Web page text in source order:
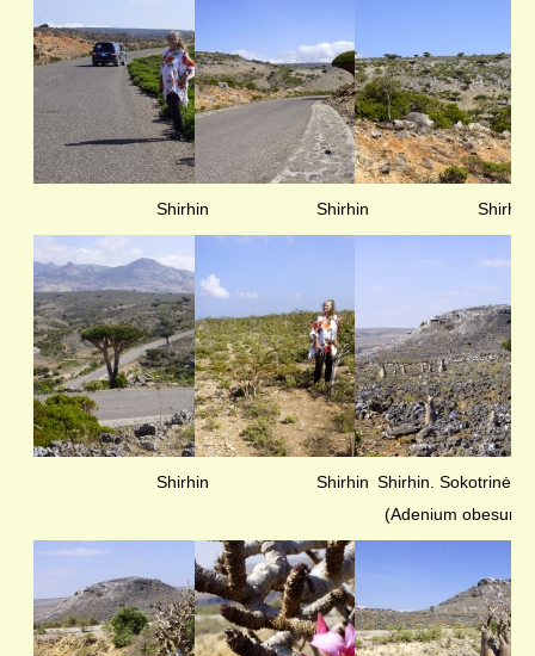
KELIONIŲ GALERIJA
Shirhin Shirhin Shirhin
Shirhin Shirhin Shirhin. Sokotrinės
(Adenium obesum